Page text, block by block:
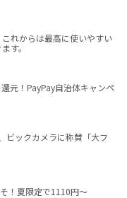
れからは最高に使いやすい
す。
元！PayPay自治体キャンペ
ビックカメラに称賛「大フ
！夏限定で1110円～